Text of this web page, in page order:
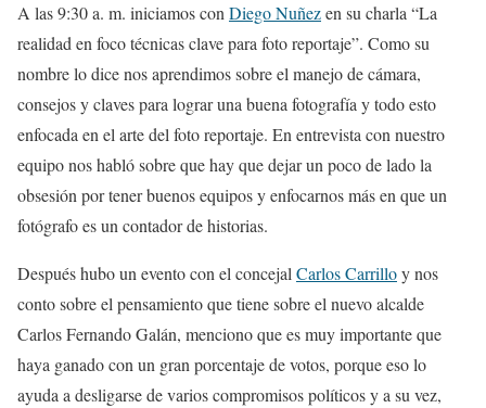
A las 9:30 a. m. iniciamos con Diego Nuñezen su charla “La
realidad en foco técnicas clave para foto reportaje”. Como su
nombre lo dice nos aprendimos sobre el manejo de cámara,
consejos y claves para lograr una buena fotografía y todo esto
enfocada en el arte del foto reportaje. En entrevista con nuestro
equipo nos habló sobre que hay que dejar un poco de lado la
obsesión por tener buenos equipos y enfocarnos más en que un
fotógrafo es un contador de historias.
Después hubo un evento con el concejal Carlos Carrilloy nos
conto sobre el pensamiento que tiene sobre el nuevo alcalde
Carlos Fernando Galán, menciono que es muy importante que
haya ganado con un gran porcentaje de votos, porque eso lo
ayuda a desligarse de varios compromisos políticos y a su vez,